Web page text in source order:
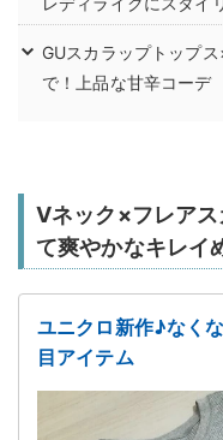
GUスカラップトップ
で！上品な甘辛コーデ
Vネック×フレア
て爽やかなキレイ
ユニクロ新作♪なく
目アイテム